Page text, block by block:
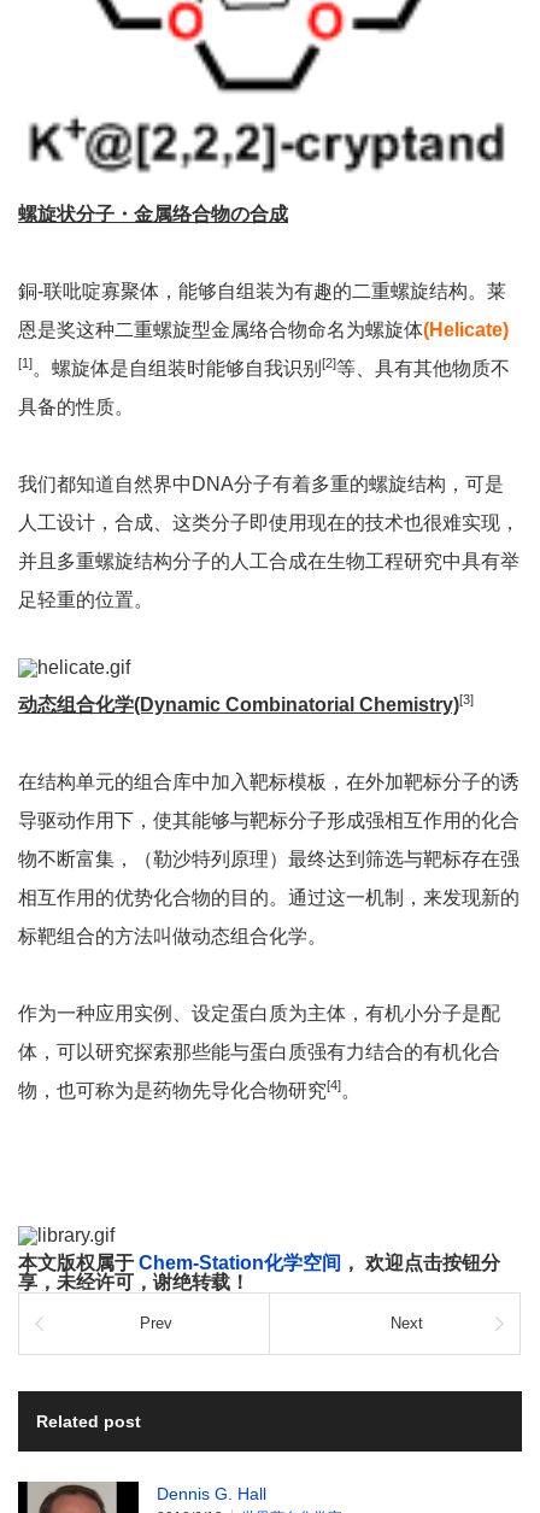
螺旋状分子・金属络合物の合成
銅-联吡啶寡聚体，能够自组装为有趣的二重螺旋结构。莱
恩是奖这种二重螺旋型金属络合物命名为螺旋体(Helicate)
[1]。螺旋体是自组装时能够自我识别 [2]等、具有其他物质不
具备的性质。
我们都知道自然界中DNA分子有着多重的螺旋结构，可是
人工设计，合成、这类分子即使用现在的技术也很难实现，
并且多重螺旋结构分子的人工合成在生物工程研究中具有举
足轻重的位置。
动态组合化学(Dynamic Combinatorial Chemistry)[3]
在结构单元的组合库中加入靶标模板，在外加靶标分子的诱
导驱动作用下，使其能够与靶标分子形成强相互作用的化合
物不断富集，（勒沙特列原理）最终达到筛选与靶标存在强
相互作用的优势化合物的目的。通过这一机制，来发现新的
标靶组合的方法叫做动态组合化学。
作为一种应用实例、设定蛋白质为主体，有机小分子是配
体，可以研究探索那些能与蛋白质强有力结合的有机化合
物，也可称为是药物先导化合物研究[4]。
本文版权属于 Chem-Station化学空间 ， 欢迎点击按钮分
享，未经许可，谢绝转载！
Prev Next
Related post
Dennis G. Hall